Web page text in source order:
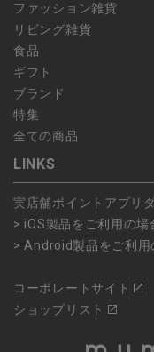
ファッション雑貨
リビング雑貨
食品
ギフト
ブランド
特集
全ての商品
LINKS
実店舗ポイントアプリ
> iOS製品をご利用の場
> Android製品をご利
コーポレートサイト
ショップリスト